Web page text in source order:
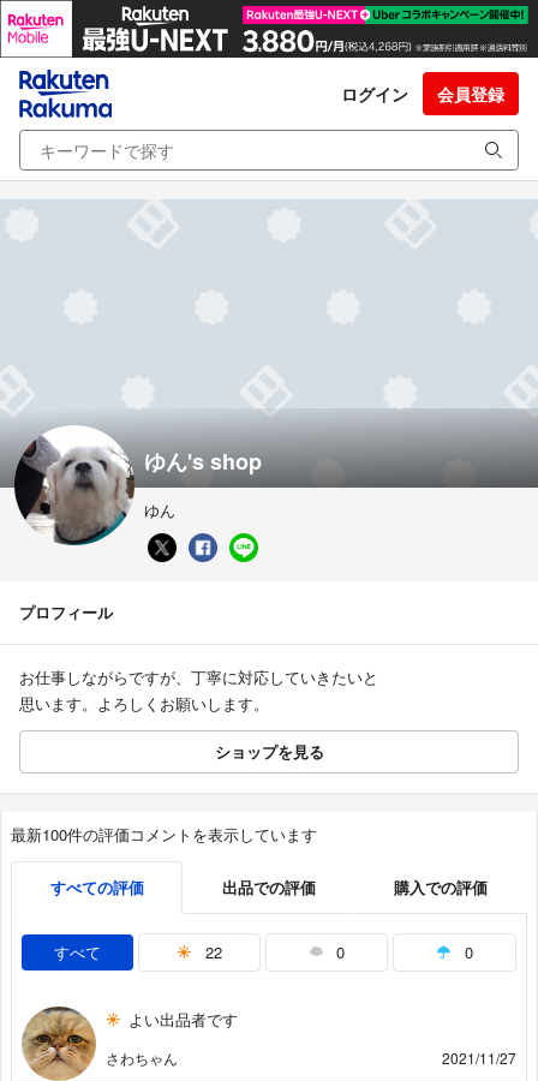
ログイン 会員登録
ゆん's shop
ゆん
プロフィール
お仕事しながらですが、丁寧に対応していきたいと
思います。よろしくお願いします。
ショップを見る
最新100件の評価コメントを表示しています
すべての評価 出品での評価 購入での評価
すべて 22 0 0
よい出品者です
さわちゃん 2021/11/27